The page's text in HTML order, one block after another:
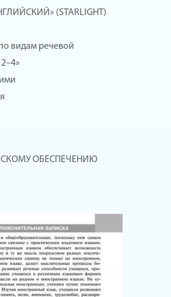
(STARLIGHT)
видам речевой
ОБЕСПЕЧЕНИЮ